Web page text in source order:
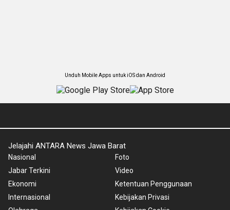
Unduh Mobile Apps untuk iOS dan Android
Jelajahi ANTARA News Jawa Barat
Nasional
Jabar Terkini
Ekonomi
Internasional
Foto
Video
Ketentuan Penggunaan
Kebijakan Privasi